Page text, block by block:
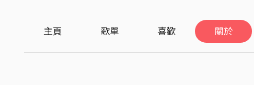
主頁 歌單 喜歡 關於